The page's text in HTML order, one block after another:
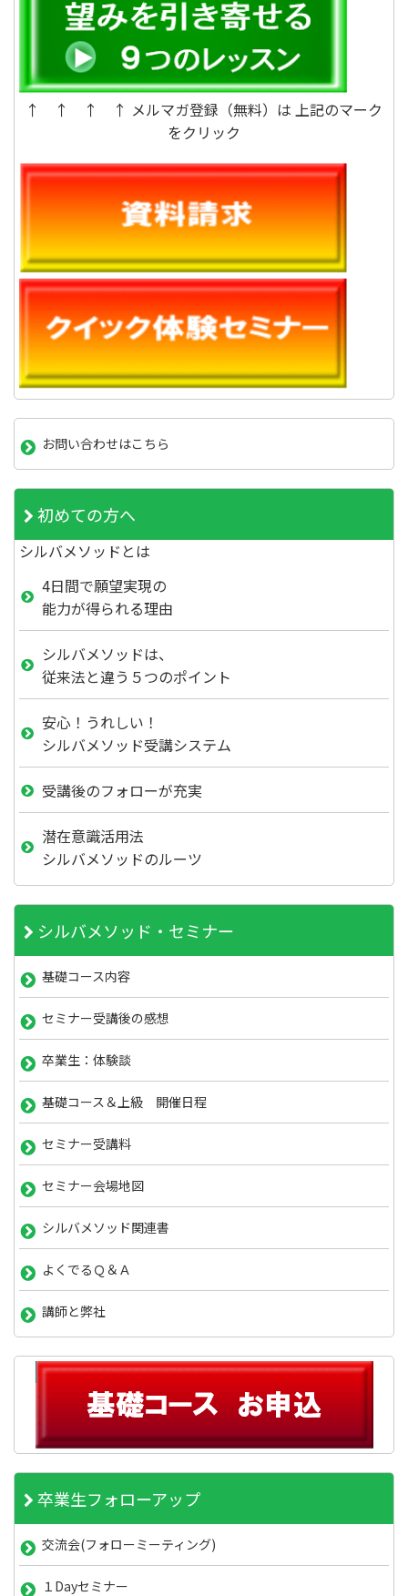
↑ ↑ ↑ ↑ メルマガ登録（無料）は 上記のマーク
をクリック
お問い合わせはこちら
初めての方へ
シルバメソッドとは
4日間で願望実現の
能力が得られる理由
シルバメソッドは、
従来法と違う５つのポイント
安心！うれしい！
シルバメソッド受講システム
受講後のフォローが充実
潜在意識活用法
シルバメソッドのルーツ
シルバメソッド・セミナー
基礎コース内容
セミナー受講後の感想
卒業生：体験談
基礎コース＆上級 開催日程
セミナー受講料
セミナー会場地図
シルバメソッド関連書
よくでるＱ＆Ａ
講師と弊社
卒業生フォローアップ
交流会(フォローミーティング)
１Dayセミナー